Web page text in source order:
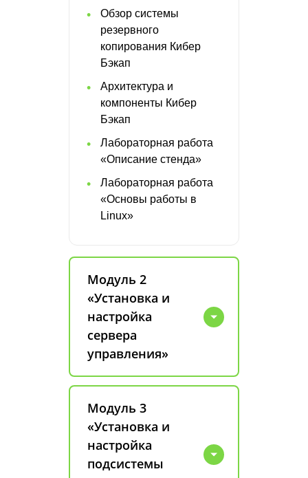
Обзор системы
резервного
копирования Кибер
Бэкап
Архитектура и
компоненты Кибер
Бэкап
Лабораторная работа
«Описание стенда»
Лабораторная работа
«Основы работы в
Linux»
Модуль 2
«Установка и
настройка
сервера
управления»
Модуль 3
«Установка и
настройка
подсистемы